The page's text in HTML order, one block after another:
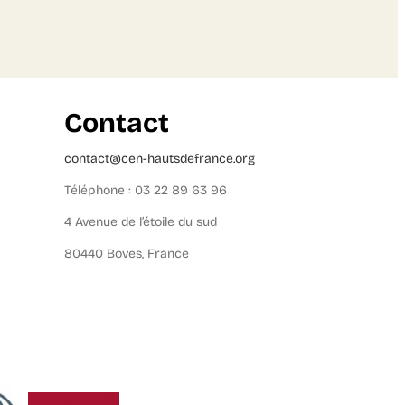
Contact
contact@cen-hautsdefrance.org
Téléphone : 03 22 89 63 96
4 Avenue de l’étoile du sud
80440 Boves, France